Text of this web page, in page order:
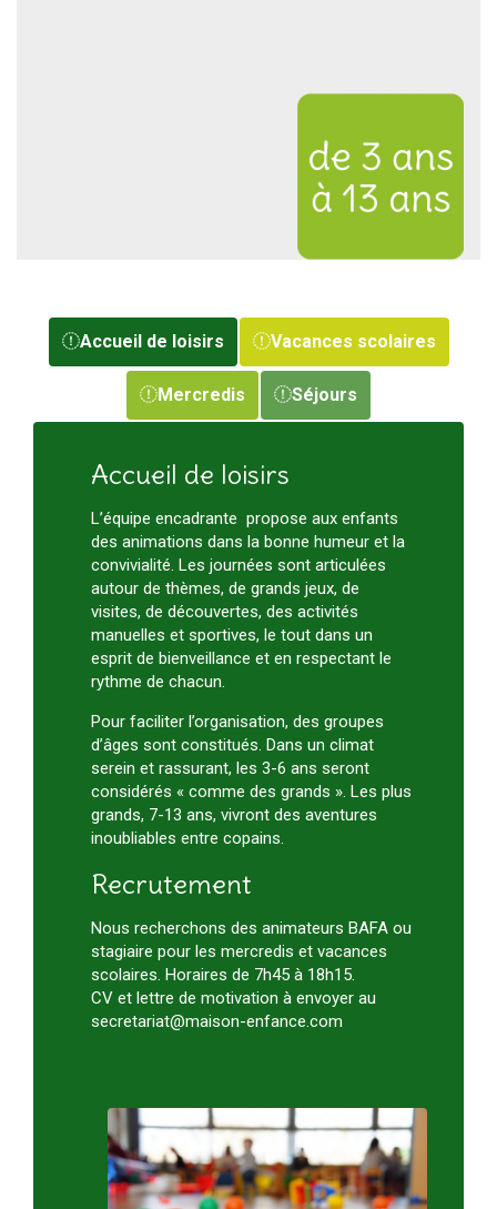
Accueil de loisirs Vacances scolaires
Mercredis Séjours
Accueil de loisirs
L’équipe encadrante propose aux enfants
des animations dans la bonne humeur et la
convivialité. Les journées sont articulées
autour de thèmes, de grands jeux, de
visites, de découvertes, des activités
manuelles et sportives, le tout dans un
esprit de bienveillance et en respectant le
rythme de chacun.
Pour faciliter l’organisation, des groupes
d’âges sont constitués. Dans un climat
serein et rassurant, les 3-6 ans seront
considérés « comme des grands ». Les plus
grands, 7-13 ans, vivront des aventures
inoubliables entre copains.
Recrutement
Nous recherchons des animateurs BAFA ou
stagiaire pour les mercredis et vacances
scolaires. Horaires de 7h45 à 18h15.
CV et lettre de motivation à envoyer au
secretariat@maison-enfance.com